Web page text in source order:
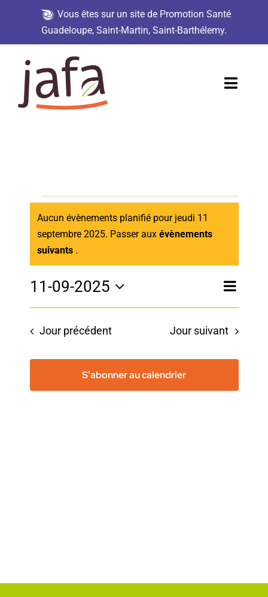
Vous êtes sur un site de Promotion Santé
Guadeloupe, Saint-Martin, Saint-Barthélemy.
contenu
Jafa en action
for
jeudi
11
Notice
Aucun évènements planifié pour jeudi 11
septembre 2025. Passer aux évènements
suivants .
et
Recherche
de
Jour
11-09-2025
Sélectionnez
date.
Jour précédent Jour suivant
S’abonner au calendrier